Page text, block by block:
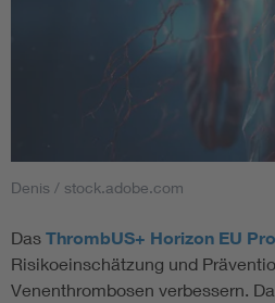
Denis / stock.adobe.com
Das ThrombUS+ Horizon EU
Risikoeinschätzung und
Venenthrombosen verbessern.